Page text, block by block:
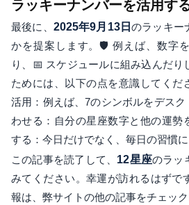
ラッキーナンバーを活用す
最後に、 2025年9月13日のラッキー
かを提案します。🛡️ 例えば、数字
り、📅 スケジュールに組み込んだり
ためには、以下の点を意識してくだ
活用：例えば、7のシンボルをデス
わせる：自分の星座数字と他の運勢
する：今日だけでなく、毎日の習慣に
この記事を読了して、 12星座のラッ
みてください。幸運が訪れるはずで
報は、弊サイトの他の記事をチェック